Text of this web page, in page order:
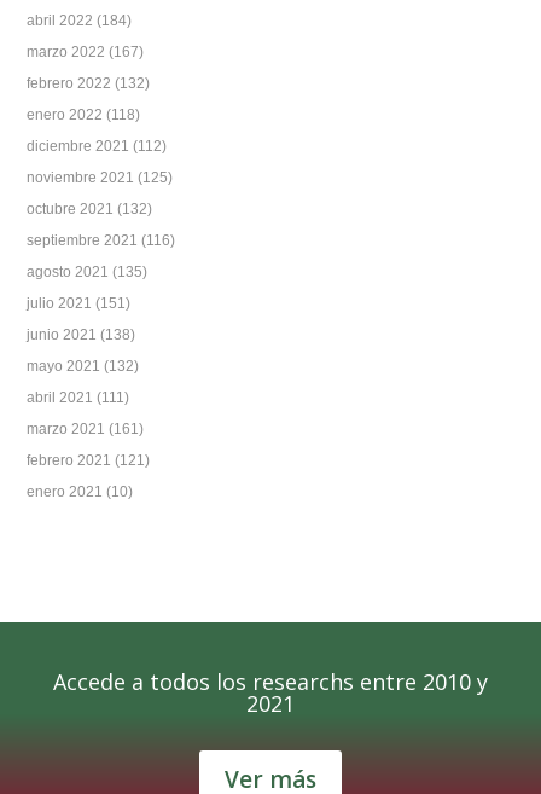
abril 2022 (184)
marzo 2022 (167)
febrero 2022 (132)
enero 2022 (118)
diciembre 2021 (112)
noviembre 2021 (125)
octubre 2021 (132)
septiembre 2021 (116)
agosto 2021 (135)
julio 2021 (151)
junio 2021 (138)
mayo 2021 (132)
abril 2021 (111)
marzo 2021 (161)
febrero 2021 (121)
enero 2021 (10)
Accede a todos los researchs entre 2010 y
2021
Ver más